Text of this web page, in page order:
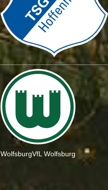
WolfsburgVfL Wolfsburg